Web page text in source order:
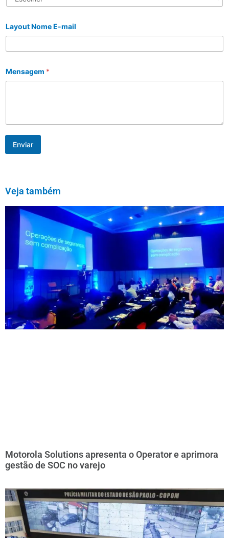
Layout Nome E-mail
Mensagem *
Enviar
Veja também
Motorola Solutions apresenta o Operator e aprimora
gestão de SOC no varejo